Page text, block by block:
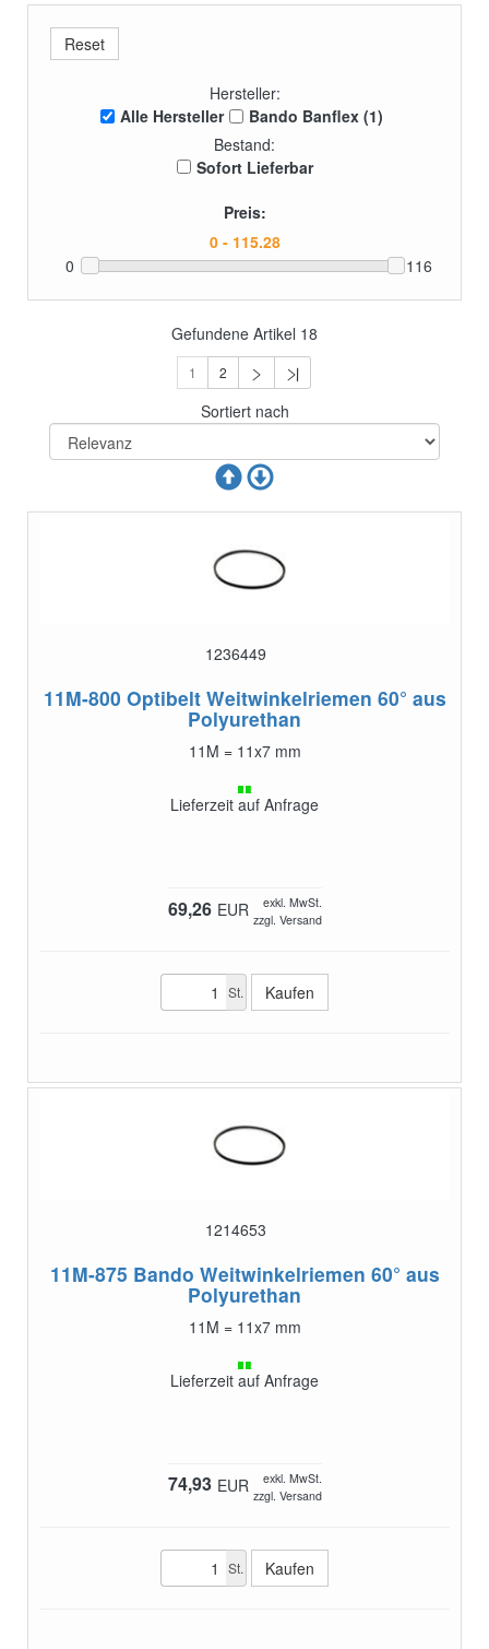
Hersteller:
Alle Hersteller
Bando Banflex (1)
Bestand:
Sofort Lieferbar
Preis:
0 116
Gefundene Artikel 18
1 2
Sortiert nach
1236449
11M-800 Optibelt Weitwinkelriemen 60° aus
Polyurethan
11M = 11x7 mm
Lieferzeit auf Anfrage
69,26 EUR
exkl. MwSt.
zzgl. Versand
St.
1214653
11M-875 Bando Weitwinkelriemen 60° aus
Polyurethan
11M = 11x7 mm
Lieferzeit auf Anfrage
74,93 EUR
exkl. MwSt.
zzgl. Versand
St.